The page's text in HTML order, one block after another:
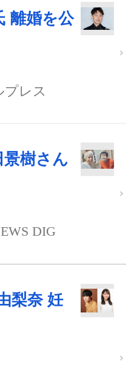
離婚を公
プレス
景樹さん
DIG
梨奈 妊